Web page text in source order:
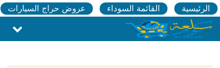
الرئيسية القائمة السوداء عروض حراج السيارات